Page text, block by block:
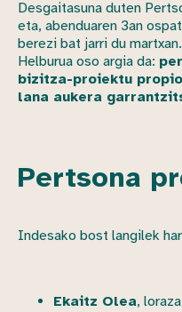
Desgaitasuna duten
eta, abenduaren 3an
berezi bat jarri du martxan.
Helburua oso argia da:
bizitza-proiektu
lana aukera
Pertsona
Indesako bost langilek
Ekaitz Olea,